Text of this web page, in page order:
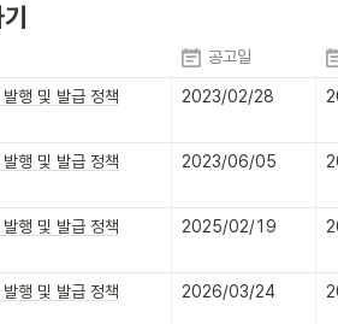
공고일
행 및 발급 정책 2023/02/28
행 및 발급 정책 2023/06/05
행 및 발급 정책 2025/02/19
행 및 발급 정책 2026/03/24